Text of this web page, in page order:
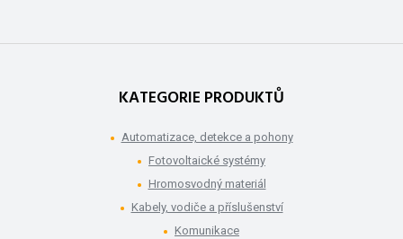
KATEGORIE PRODUKTŮ
Automatizace, detekce a pohony
Fotovoltaické systémy
Hromosvodný materiál
Kabely, vodiče a příslušenství
Komunikace